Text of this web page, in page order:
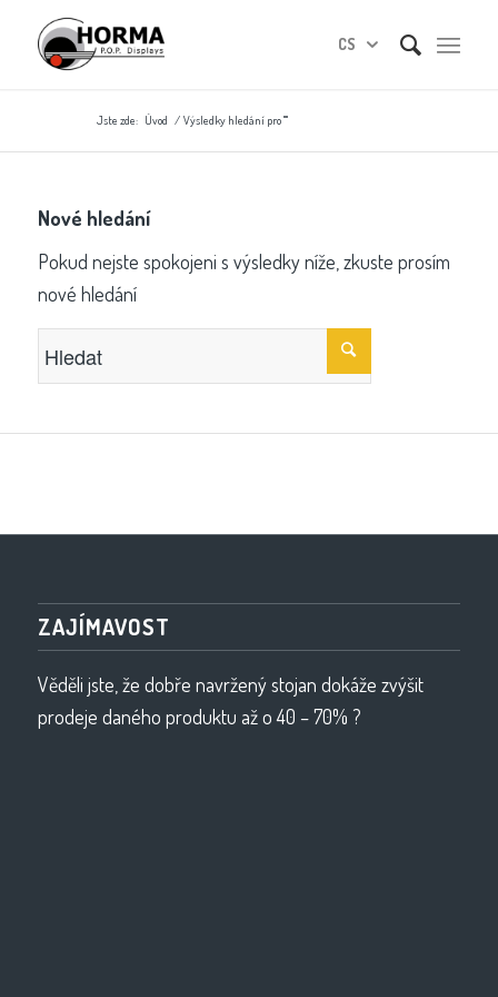
CS
Jste zde: Úvod / Výsledky hledání pro ""
Nové hledání
Pokud nejste spokojeni s výsledky níže, zkuste prosím
nové hledání
ZAJÍMAVOST
Věděli jste, že dobře navržený stojan dokáže zvýšit
prodeje daného produktu až o 40 – 70% ?